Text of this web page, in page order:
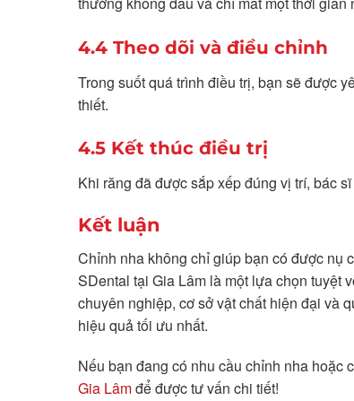
4.4 Theo dõi và điều chỉnh
Trong suốt quá trình điều trị, bạn sẽ được
thiết.
4.5 Kết thúc điều trị
Khi răng đã được sắp xếp đúng vị trí, bác
Kết luận
Chỉnh nha không chỉ giúp bạn có được nụ
SDental tại Gia Lâm là một lựa chọn tuyệt
chuyên nghiệp, cơ sở vật chất hiện đại và
hiệu quả tối ưu nhất.
Nếu bạn đang có nhu cầu chỉnh nha hoặc
Gia Lâmđể được tư vấn chi tiết!